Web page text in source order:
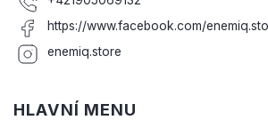
https://www.facebook.com/
enemiq.store
HLAVNÍ MENU